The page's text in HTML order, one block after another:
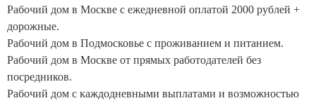
Рабочий дом в Москве с ежедневной оплатой 2000 рублей +
дорожные.
Рабочий дом в Подмосковье с проживанием и питанием.
Рабочий дом в Москве от прямых работодателей без
посредников.
Рабочий дом с каждодневными выплатами и возможностью